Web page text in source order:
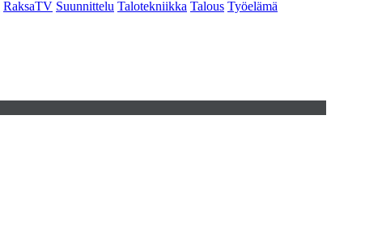
RaksaTV Suunnittelu Talotekniikka Talous Työelämä